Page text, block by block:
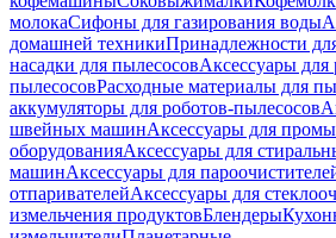
молокаСифоны для газирования воды
домашней техникиПринадлежности
насадки для пылесосовАксессуары для
пылесосовРасходные материалы для
аккумуляторы для роботов-пылесосов
швейных машинАксессуары для
оборудованияАксессуары для
машинАксессуары для
отпаривателейАксессуары для
измельчения продуктовБлендеры